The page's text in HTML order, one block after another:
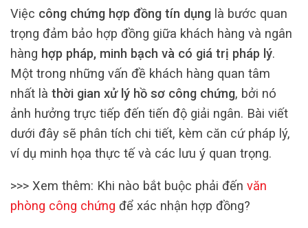
Việc công chứng hợp đồng tín dụng là bước quan
trọng đảm bảo hợp đồng giữa khách hàng và ngân
hàng hợp pháp, minh bạch và có giá trị pháp lý.
Một trong những vấn đề khách hàng quan tâm
nhất là thời gian xử lý hồ sơ công chứng, bởi nó
ảnh hưởng trực tiếp đến tiến độ giải ngân. Bài viết
dưới đây sẽ phân tích chi tiết, kèm căn cứ pháp lý,
ví dụ minh họa thực tế và các lưu ý quan trọng.
>>> Xem thêm: Khi nào bắt buộc phải đến văn
phòng công chứng để xác nhận hợp đồng?